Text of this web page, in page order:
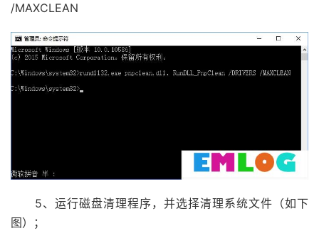
/MAXCLEAN
5、运行磁盘清理程序，并选择清理系统文件（如下
图）；